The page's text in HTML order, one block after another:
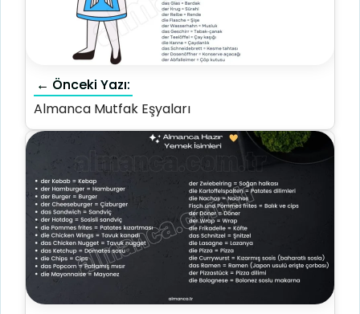
← Önceki Yazı:
Almanca Mutfak Eşyaları